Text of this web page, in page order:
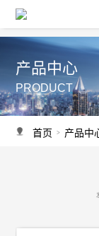
产品中心
PRODUCT
首页 > 产品中